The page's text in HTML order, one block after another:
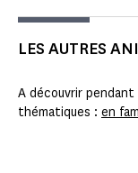
LES AUTRES
A découvrir
thématiques : en